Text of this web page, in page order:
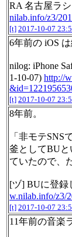
RA 名古屋ラ
nilab.info/z3/
[t] 2017-10-07
6年前の iOS
nilog: iPhone
1-10-07) http://
[t] 2017-10-07
8年前。
「非モテSNS
釜としてBUと
ていたので、
[ヅ] BUに登録
w.nilab.info/z3/
[t] 2017-10-07
11年前の音楽